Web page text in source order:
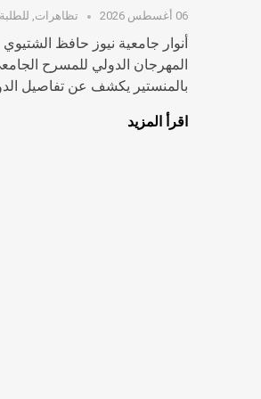
06 أغسطس 2026 تظاهرات,
أنوار جامعية نيوز حافظ الشتيوي
المهرجان الدولي للمسرح
بالمنستير يكشف عن تفاصيل
اقرأ المزيد